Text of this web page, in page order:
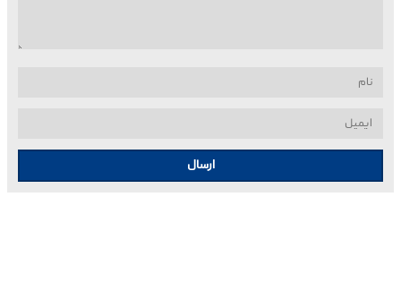
ارسال